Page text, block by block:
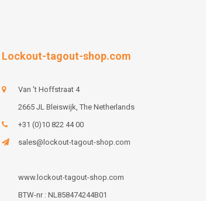
Lockout-tagout-shop.com
Van 't Hoffstraat 4
2665 JL Bleiswijk, The Netherlands
+31 (0)10 822 44 00
sales@lockout-tagout-shop.com
www.lockout-tagout-shop.com
BTW-nr : NL858474244B01